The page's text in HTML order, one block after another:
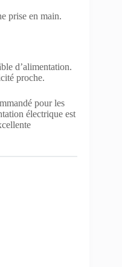
prise en main.
d’alimentation.
proche.
pour les
électrique est